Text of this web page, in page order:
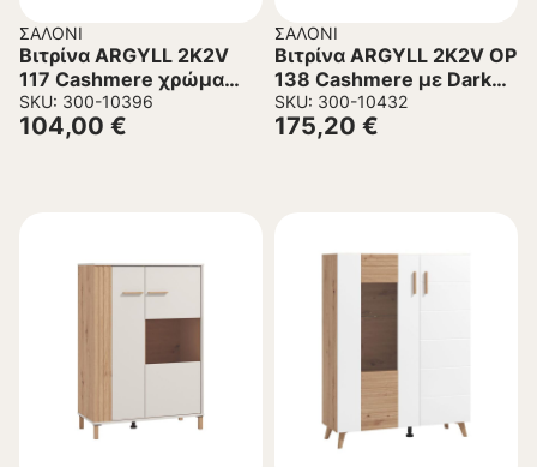
ΣΑΛΌΝΙ
Βιτρίνα ARGYLL 2K2V
117 Cashmere χρώμα
77x35x117εκ
SKU: 300-10396
104,00 €
ΣΑΛΌΝΙ
Βιτρίνα ARGYLL 2K2V OP
138 Cashmere με Dark
Tailor Oak χρώμα
116x35x138εκ
SKU: 300-10432
175,20 €